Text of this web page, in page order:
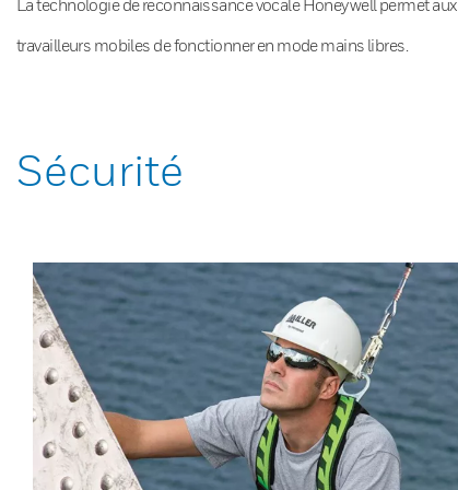
La technologie de reconnaissance vocale Honeywell permet aux
travailleurs mobiles de fonctionner en mode mains libres.
Sécurité